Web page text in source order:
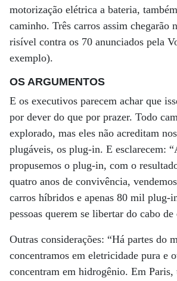
motorização elétrica a bateria,
caminho. Três carros assim chegarão
risível contra os 70 anunciados pela
exemplo).
OS ARGUMENTOS
E os executivos parecem achar que
por dever do que por prazer. Todo
explorado, mas eles não acreditam
plugáveis, os plug-in. E esclarecem:
propusemos o plug-in, com o
quatro anos de convivência,
carros híbridos e apenas 80 mil plug-
pessoas querem se libertar do cabo de
Outras considerações: “Há partes do
concentramos em eletricidade pura e
concentram em hidrogênio. Em Paris,